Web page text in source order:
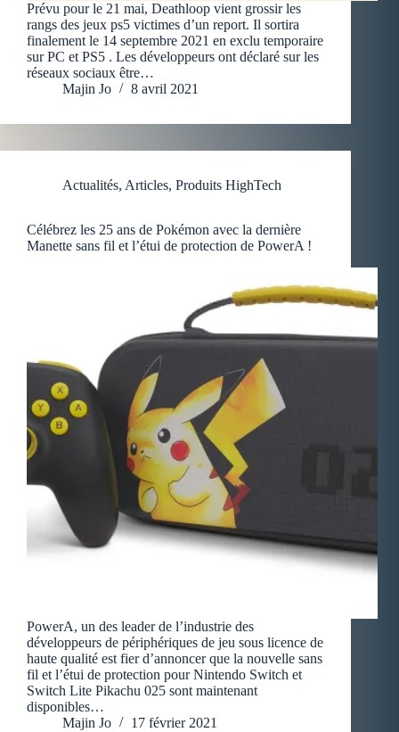
Prévu pour le 21 mai, Deathloop vient grossir les
rangs des jeux ps5 victimes d’un report. Il sortira
finalement le 14 septembre 2021 en exclu temporaire
sur PC et PS5 . Les développeurs ont déclaré sur les
réseaux sociaux être…
Majin Jo
8 avril 2021
Actualités, Articles, Produits HighTech
Célébrez les 25 ans de Pokémon avec la dernière
Manette sans fil et l’étui de protection de PowerA !
PowerA, un des leader de l’industrie des
développeurs de périphériques de jeu sous licence de
haute qualité est fier d’annoncer que la nouvelle sans
fil et l’étui de protection pour Nintendo Switch et
Switch Lite Pikachu 025 sont maintenant
disponibles…
Majin Jo
17 février 2021